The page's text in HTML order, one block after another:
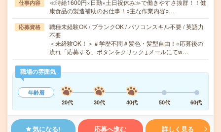
仕事内容
≪時給1600円×日勤×土日祝休み≫で働きやすさ抜群！！健
康食品の製造補助のお仕事！○主な作業内容○…
応募資格
職種未経験OK / ブランクOK / パソコンスキル不要 / 英語力
不要
＜未経験OK！＞＃学歴不問＃髪色・髪型自由！○応募後の
流れ「応募する」ボタンをクリック↓メールにてw…
職場の雰囲気
年齢層
20代
30代 40代 50代 60代
気になる! 応募へ進む 詳しく見る